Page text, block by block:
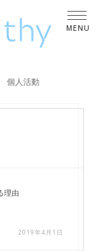
個人活動
理由
2019年4月1日